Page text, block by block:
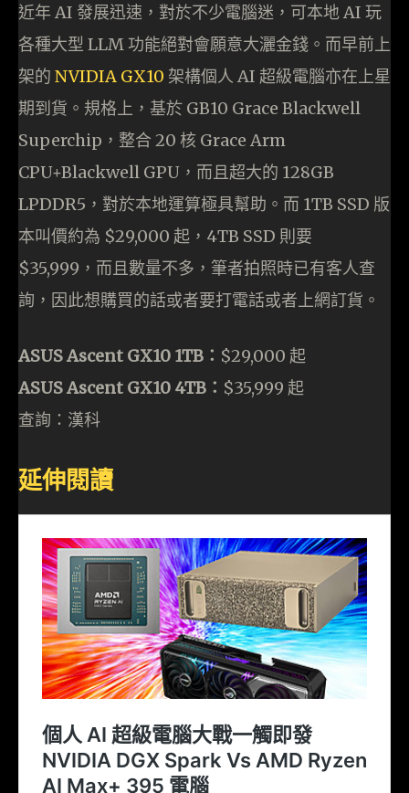
近年 AI 發展迅速，對於不少電腦迷，可本地 AI 玩
各種大型 LLM 功能絕對會願意大灑金錢。而早前上
架的 NVIDIA GX10 架構個人 AI 超級電腦亦在上星
期到貨。規格上，基於 GB10 Grace Blackwell
Superchip，整合 20 核 Grace Arm
CPU+Blackwell GPU，而且超大的 128GB
LPDDR5，對於本地運算極具幫助。而 1TB SSD 版
本叫價約為 $29,000 起，4TB SSD 則要
$35,999，而且數量不多，筆者拍照時已有客人查
詢，因此想購買的話或者要打電話或者上網訂貨。
ASUS Ascent GX10 1TB： $29,000 起
ASUS Ascent GX10 4TB： $35,999 起
查詢：漢科
延伸閱讀